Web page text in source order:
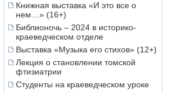
Книжная выставка «И это все о
нем…» (16+)
Библионочь – 2024 в историко-
краеведческом отделе
Выставка «Музыка его стихов» (12+)
Лекция о становлении томской
фтизиатрии
Студенты на краеведческом уроке